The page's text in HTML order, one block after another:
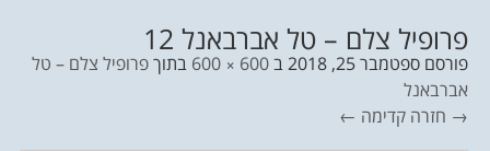
פרופיל צלם – טל אברבאנל 12
פורסם ספטמבר 25, 2018 ב600 × 600 בתוךפרופיל צלם – טל
אברבאנל
→ חזרה קדימה ←